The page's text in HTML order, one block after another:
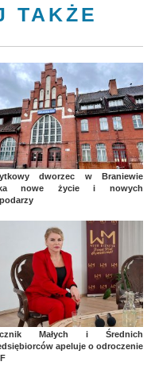
TAKŻE
dworzec w Braniewie
nowe życie i nowych
Małych i Średnich
apeluje o odroczenie